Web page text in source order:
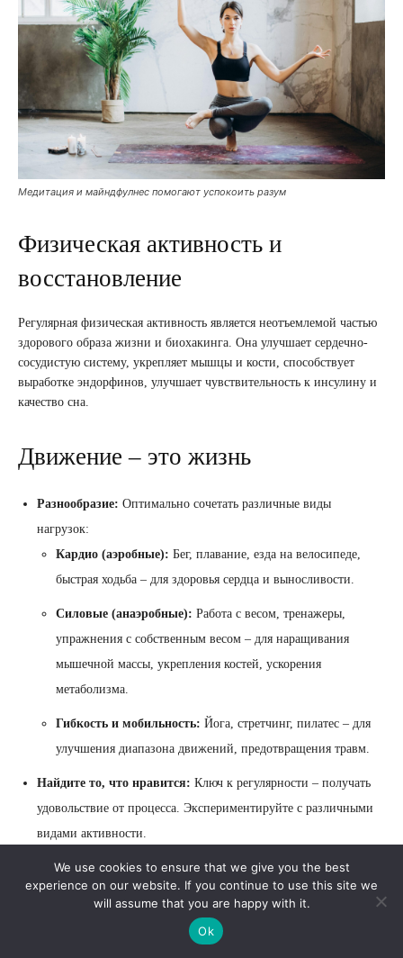
Медитация и майндфулнес помогают успокоить разум
Физическая активность и
восстановление
Регулярная физическая активность является неотъемлемой частью
здорового образа жизни и биохакинга. Она улучшает сердечно-
сосудистую систему, укрепляет мышцы и кости, способствует
выработке эндорфинов, улучшает чувствительность к инсулину и
качество сна.
Движение – это жизнь
Разнообразие: Оптимально сочетать различные виды
нагрузок:
Кардио (аэробные): Бег, плавание, езда на велосипеде,
быстрая ходьба – для здоровья сердца и выносливости.
Силовые (анаэробные): Работа с весом, тренажеры,
упражнения с собственным весом – для наращивания
мышечной массы, укрепления костей, ускорения
метаболизма.
Гибкость и мобильность: Йога, стретчинг, пилатес – для
улучшения диапазона движений, предотвращения травм.
Найдите то, что нравится: Ключ к регулярности – получать
удовольствие от процесса. Экспериментируйте с различными
видами активности.
NEAT (термогенез активности без упражнений):Это
энергия, затрачиваемая на любую активность, кроме сна, еды и
спорта. Увеличение NEAT (ходить пешком вместо ездить,
подниматься по лестнице, работать стоя) может существенно
We use cookies to ensure that we give you the best
experience on our website. If you continue to use this site we
will assume that you are happy with it.
Ok